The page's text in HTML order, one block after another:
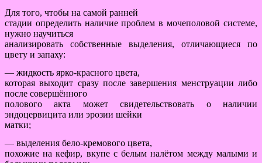
Для того, чтобы на самой ранней
стадии определить наличие проблем в мочеполовой системе,
нужно научиться
анализировать собственные выделения, отличающиеся по
цвету и запаху:
— жидкость ярко-красного цвета,
которая выходит сразу после завершения менструации либо
после совершённого
полового акта может свидетельствовать о наличии
эндоцервицита или эрозии шейки
матки;
— выделения бело-кремового цвета,
похожие на кефир, вкупе с белым налётом между малыми и